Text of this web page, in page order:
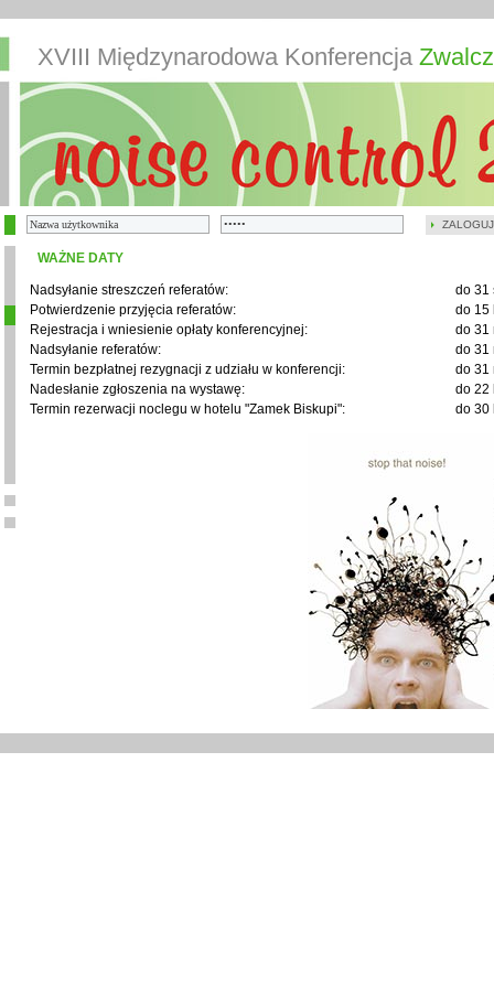
ZALOGUJ
XVIII Międzynarodowa Konferencja
WAŻNE DATY
Nadsyłanie streszczeń referatów:
do 31
Potwierdzenie przyjęcia referatów:
do 15
Rejestracja i wniesienie opłaty konferencyjnej:
do 31
Nadsyłanie referatów:
do 31
Termin bezpłatnej rezygnacji z udziału w konferencji:
do 31
Nadesłanie zgłoszenia na wystawę:
do 22
Termin rezerwacji noclegu w hotelu "Zamek Biskupi":
do 30